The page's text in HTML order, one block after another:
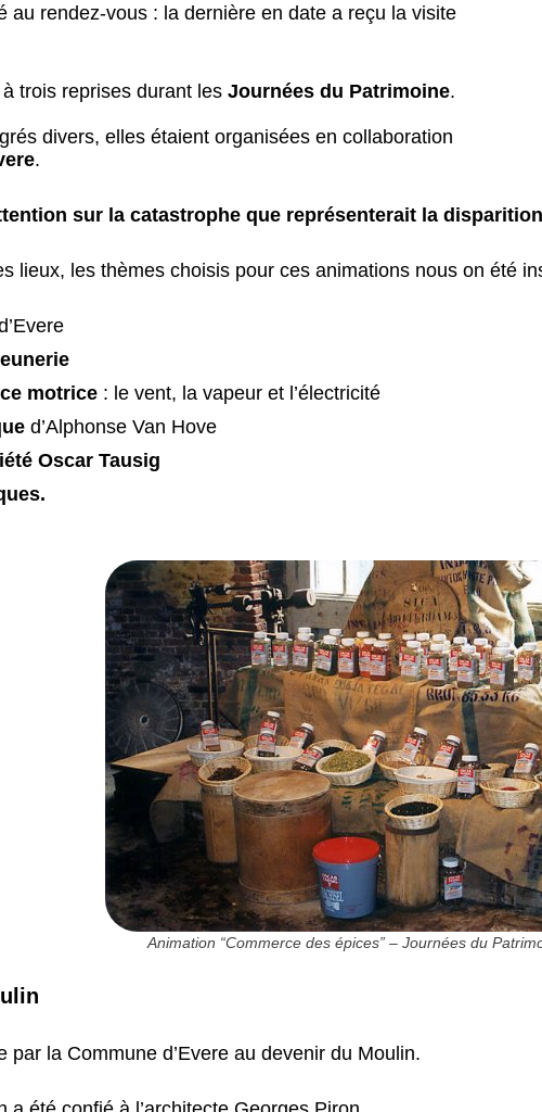
au rendez-vous : la dernière en date a reçu la visite
trois reprises durant les Journées du Patrimoine.
divers, elles étaient organisées en collaboration
.
sur la catastrophe que représenterait la
lieux, les thèmes choisis pour ces animations nous on été
motrice : le vent, la vapeur et l’électricité
d’Alphonse Van Hove
Oscar Tausig
Animation “Commerce des épices” – Journées du
par la Commune d’Evere au devenir du Moulin.